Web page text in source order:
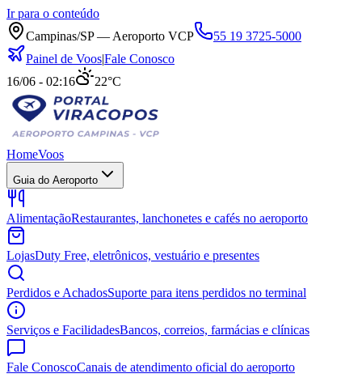
Ir para o conteúdo
Campinas/SP — Aeroporto VCP
55 19 3725-5000
Painel de Voos|Fale Conosco
16/06 - 02:16
22°C
HomeVoos
Guia do Aeroporto
AlimentaçãoRestaurantes, lanchonetes e cafés no aeroporto
LojasDuty Free, eletrônicos, vestuário e presentes
Perdidos e AchadosSuporte para itens perdidos no terminal
Serviços e FacilidadesBancos, correios, farmácias e clínicas
Fale ConoscoCanais de atendimento oficial do aeroporto